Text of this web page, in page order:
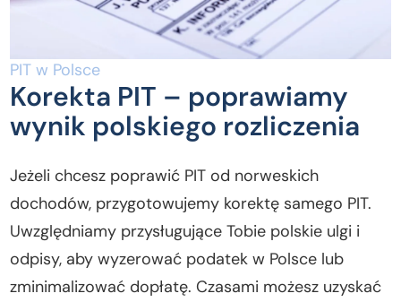
PIT w Polsce
Korekta PIT – poprawiamy
wynik polskiego rozliczenia
Jeżeli chcesz poprawić PIT od norweskich
dochodów, przygotowujemy korektę samego PIT.
Uwzględniamy przysługujące Tobie polskie ulgi i
odpisy, aby wyzerować podatek w Polsce lub
zminimalizować dopłatę. Czasami możesz uzyskać